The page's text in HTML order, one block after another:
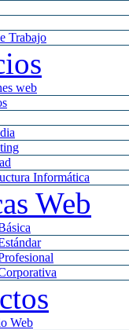
Trabajo
web
Informática
Web
Web